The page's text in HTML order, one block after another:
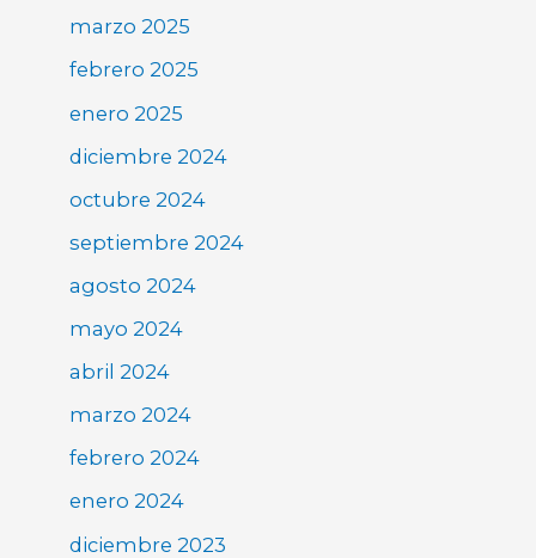
marzo 2025
febrero 2025
enero 2025
diciembre 2024
octubre 2024
septiembre 2024
agosto 2024
mayo 2024
abril 2024
marzo 2024
febrero 2024
enero 2024
diciembre 2023